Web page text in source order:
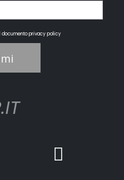
documentoprivacy policy